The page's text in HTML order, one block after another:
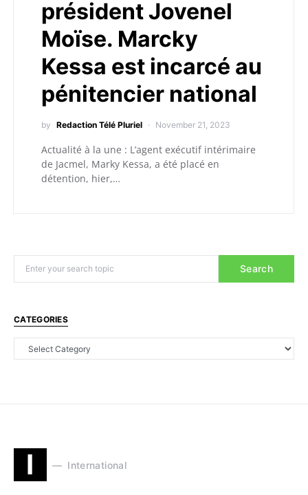
président Jovenel
Moïse. Marcky
Kessa est incarcé au
pénitencier national
by Redaction Télé Pluriel November 21, 2023
Actualité à la une : L’agent exécutif intérimaire
de Jacmel, Marky Kessa, a été placé en
détention, hier,…
Search
CATEGORIES
I International